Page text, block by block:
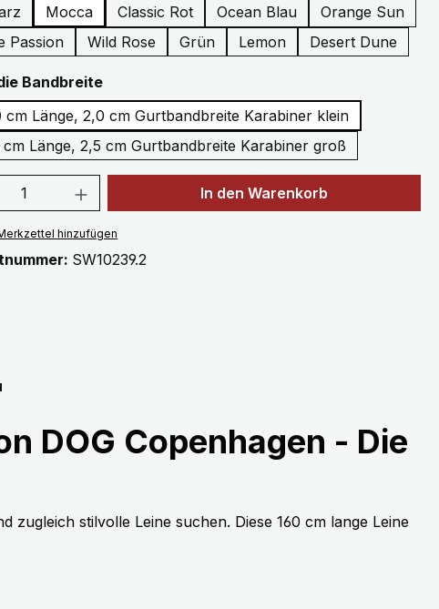
Mocca Classic Rot Ocean Blau
Orange Sun
Passion
Wild Rose Grün Lemon Desert Dune
Bandbreiteauswählen
cm Länge, 2,0 cm Gurtbandbreite Karabiner klein
cm Länge, 2,5 cm Gurtbandbreite Karabiner groß
Anzahl: Gib den gewünschten Wert
In den Warenkorb
hinzufügen
SW10239.2
DOG Copenhagen - Die
zugleich stilvolle Leine suchen. Diese 160 cm lange Leine